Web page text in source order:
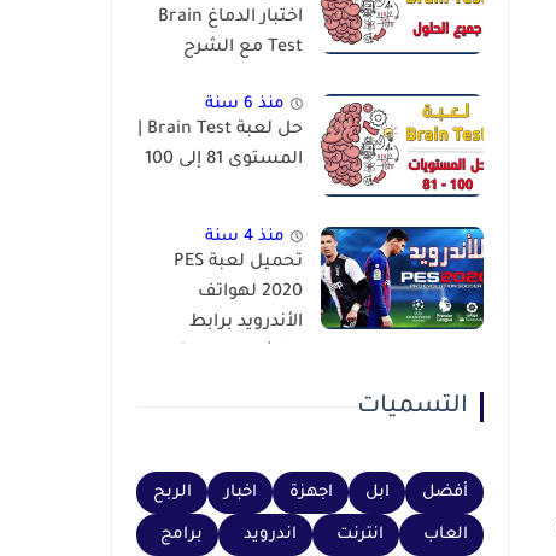
اختبار الدماغ Brain
Test مع الشرح
منذ 6 سنة
المستوى 81 إلى 100
منذ 4 سنة
تحميل لعبة PES
2020 لهواتف
الأندرويد برابط
التسميات
أفضل ابل اجهزة اخبار الربح
العاب انترنت اندرويد برامج